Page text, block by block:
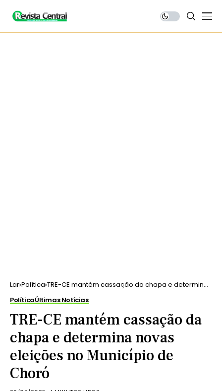
Lar Política TRE-CE mantém cassação da chapa e determina
PolíticaÚltimas Notícias
TRE-CE mantém cassação da
chapa e determina novas
eleições no Município de
Choró
demais desembargadores (foto: